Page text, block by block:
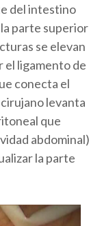
del intestino
parte superior
se elevan
el ligamento de
conecta el
levanta
que
abdominal)
la parte